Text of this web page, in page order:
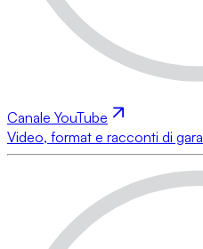
Canale YouTube
Video, format e racconti di gara